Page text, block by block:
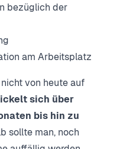
bezüglich der
am Arbeitsplatz
von heute auf
sich über
bis hin zu
sollte man, noch